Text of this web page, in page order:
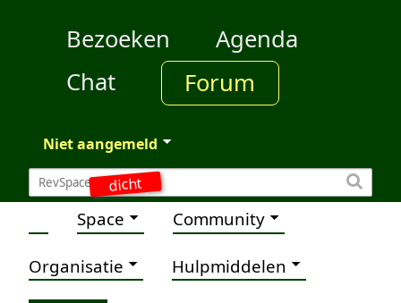
dicht
Bezoeken
Agenda
Chat
Forum
Niet aangemeld
Space Community
Organisatie Hulpmiddelen